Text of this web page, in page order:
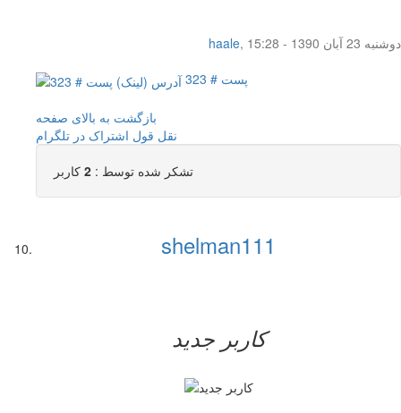
haale,
دوشنبه 23 آبان 1390 - 15:28
پست # 323
بازگشت به بالای صفحه
نقل قول اشتراک در تلگرام
تشکر شده توسط : 2 کاربر
shelman111
کاربر جدید